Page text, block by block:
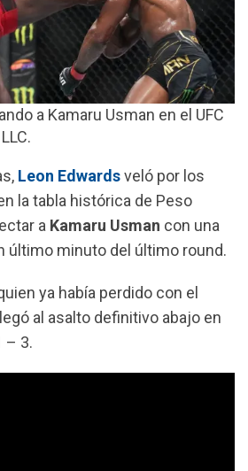
a Kamaru Usman en el UFC
Leon Edwardsveló por los
la tabla histórica de Peso
a Kamaru Usman con una
último minuto del último round.
ya había perdido con el
al asalto definitivo abajo en
– 3.